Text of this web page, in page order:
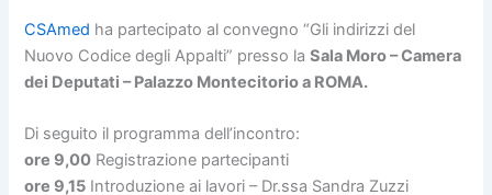
CSAmed ha partecipato al convegno “Gli indirizzi del
Nuovo Codice degli Appalti” presso laSala Moro – Camera
dei Deputati – Palazzo Montecitorio a ROMA.
Di seguito il programma dell’incontro:
ore 9,00 Registrazione partecipanti
ore 9,15 Introduzione ai lavori – Dr.ssa Sandra Zuzzi